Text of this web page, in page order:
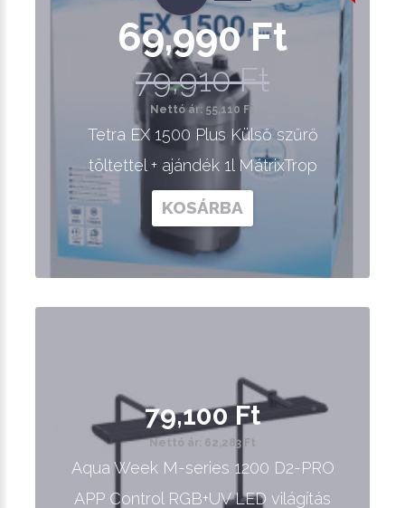
69,990 Ft
79,910 Ft
Nettó ár: 55,110 Ft
Tetra EX 1500 Plus Külső szűrő
töltettel + ajándék 1l MátrixTrop
KOSÁRBA
79,100 Ft
Nettó ár: 62,283 Ft
Aqua Week M-series 1200 D2-PRO
APP Control RGB+UV LED világítás